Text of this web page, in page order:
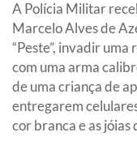
A Polícia Militar
Marcelo Alves de
“Peste”, invadir
com uma arma
de uma criança de
entregarem
cor branca e as